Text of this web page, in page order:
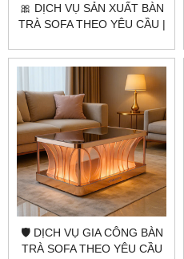
🎀 DỊCH VỤ SẢN XUẤT BÀN
TRÀ SOFA THEO YÊU CẦU |
ÁNH SÁNG HOÀNG GIA
🛡️ DỊCH VỤ GIA CÔNG BÀN
TRÀ SOFA THEO YÊU CẦU